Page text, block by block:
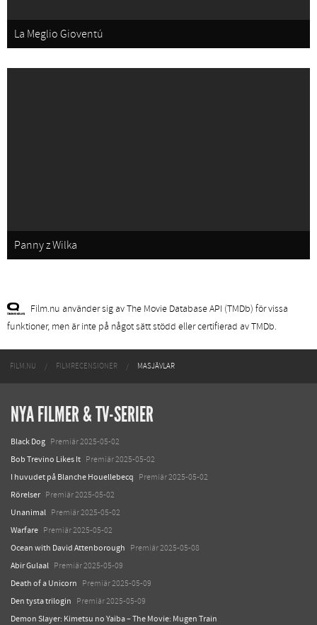
La Meglio Gioventú
Panny z Wilka
Film.nu använder sig av The Movie Database API (TMDb) för vissa
funktioner, men är inte på något sätt stödd eller certifierad av TMDb.
FILM.NU FILMRECENSIONER MASJÄVLAR
NYA FILMER & TV-SERIER
Black Dog Premiär 2025-05-02
Bob Trevino Likes It Premiär 2025-05-02
I huvudet på Blanche Houellebecq Premiär 2025-05-02
Rörelser Premiär 2025-05-02
Unanimal Premiär 2025-05-02
Warfare Premiär 2025-05-02
Ocean with David Attenborough Premiär 2025-05-08
Abir Gulaal Premiär 2025-05-09
Death of a Unicorn Premiär 2025-05-09
Den tysta trilogin Premiär 2025-05-09
Demon Slayer: Kimetsu no Yaiba – The Movie: Mugen Train